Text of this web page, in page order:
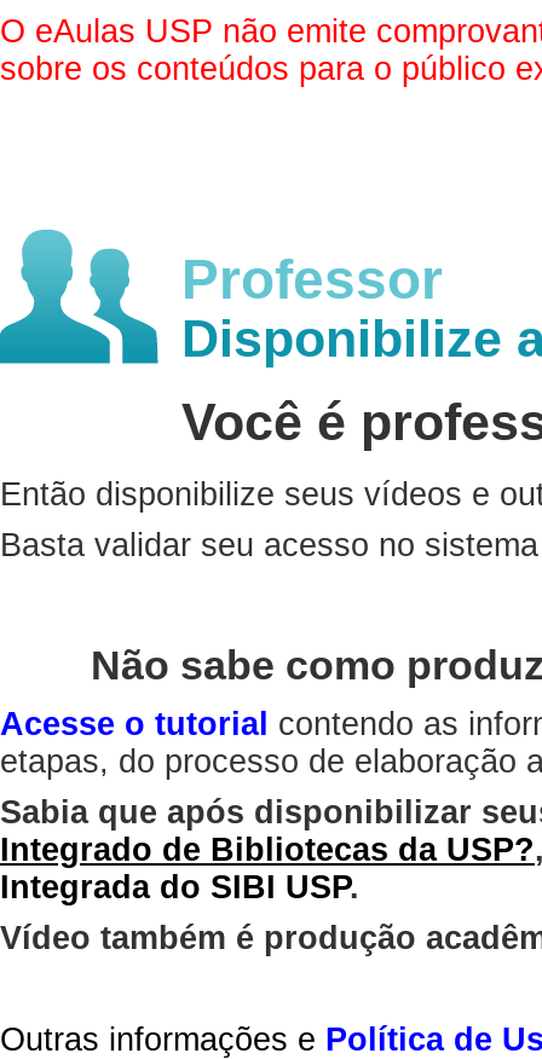
O eAulas USP não emite
sobre os conteúdos para o público
Professor
Disponibilize
Você é
Então disponibilize seus vídeos e
Basta validar seu acesso no
Não sabe como
Acesse o tutorial contendo as
etapas, do processo de elaboração
Sabia que após disponibilizar
Integrado de Bibliotecas da USP?
Integrada do SIBI USP.
Vídeo também é produção
Outras informações e Política de